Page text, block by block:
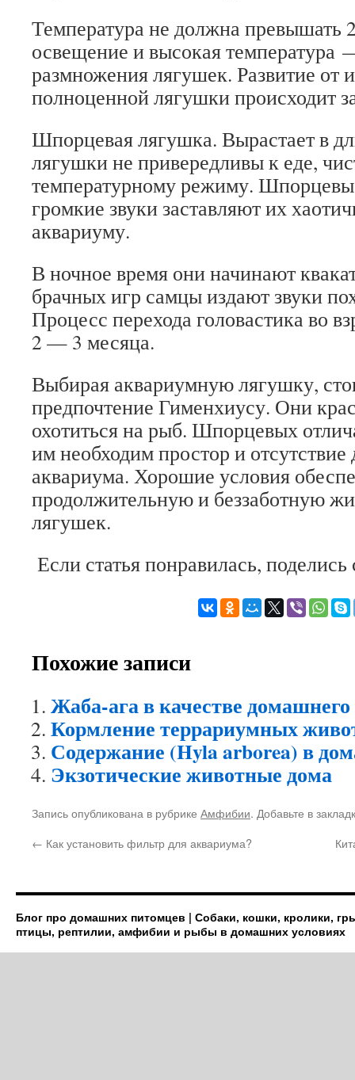
Температура не должна превышать
освещение и высокая температура
размножения лягушек. Развитие от
полноценной лягушки происходит
Шпорцевая лягушка. Вырастает в
лягушки не привередливы к еде,
температурному режиму.
громкие звуки заставляют их
аквариуму.
В ночное время они начинают
брачных игр самцы издают звуки
Процесс перехода головастика во
2 — 3 месяца.
Выбирая аквариумную лягушку,
предпочтение Гименхиусу. Они
охотиться на рыб. Шпорцевых
им необходим простор и отсутствие
аквариума. Хорошие условия
продолжительную и беззаботную
лягушек.
Если статья понравилась,
Похожие записи
Жаба-ага в качестве
Кормление террариумных
Содержание (Hyla arborea) в
Экзотические животные дома
Запись опубликована в рубрике Амфибии. Добавьте в
← Как установить фильтр для аквариума?
Блог про домашних питомцев | Собаки, кошки, кролики,
птицы, рептилии, амфибии и рыбы в домашних условиях